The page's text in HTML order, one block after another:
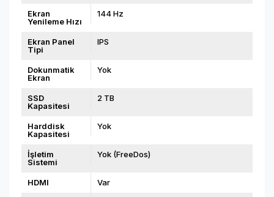
Ekran
Yenileme Hızı
144 Hz
Ekran Panel
Tipi
IPS
Dokunmatik
Ekran
Yok
SSD
Kapasitesi
2 TB
Harddisk
Kapasitesi
Yok
İşletim
Sistemi
Yok (FreeDos)
HDMI Var